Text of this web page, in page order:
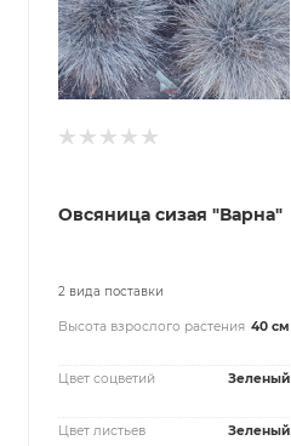
Овсяница сизая "Варна"
2 вида поставки
Высота взрослого растения 40 см
Цвет соцветий Зеленый
Цвет листьев Зеленый